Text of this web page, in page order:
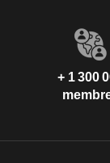
+ 1 300